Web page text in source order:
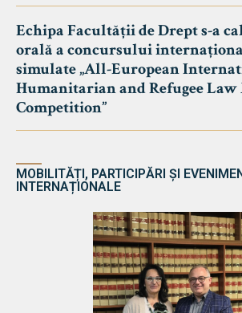
Echipa Facultății de Drept s-a
orală a concursului
simulate „All-European
Humanitarian and Refugee
Competition”
MOBILITĂȚI, PARTICIPĂRI ȘI
INTERNAȚIONALE